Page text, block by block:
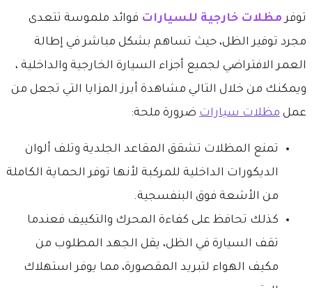
​توفرمظلات خارجية للسيارات فوائد ملموسة تتعدى
مجرد توفير الظل، حيث تساهم بشكل مباشر في إطالة
العمر الافتراضي لجميع أجزاء السيارة الخارجية والداخلية ،
ويمكنك من خلال التالي مشاهدة أبرز المزايا التي تجعل من
عمل مظلات سيارات ضرورة ملحة:
​تمنع المظلات تشقق المقاعد الجلدية وتلف ألوان
الديكورات الداخلية للمركبة لأنها توفر الحماية الكاملة
من الأشعة فوق البنفسجية.
​كذلك تحافظ على كفاءة المحرك والتكييف فعندما
تقف السيارة في الظل، يقل الجهد المطلوب من
مكيف الهواء لتبريد المقصورة، مما يوفر استهلاك